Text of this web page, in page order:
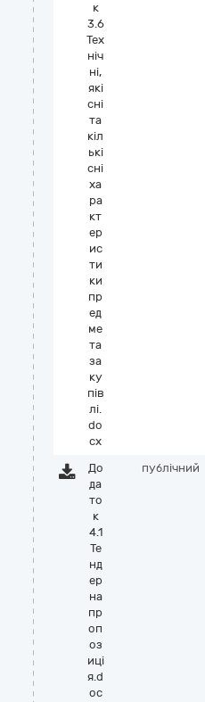
к
3.6
Тех
ніч
ні,
які
сні
та
кіл
ькі
сні
ха
ра
кт
ер
ис
ти
ки
пр
ед
ме
та
за
ку
пів
лі.
do
cx
До
да
то
к
4.1
Те
нд
ер
на
пр
оп
оз
иці
я.d
oc
публічний